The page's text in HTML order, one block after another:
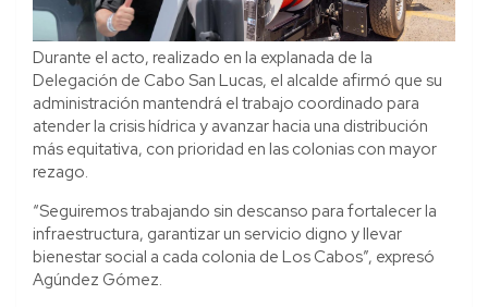
Durante el acto, realizado en la explanada de la
Delegación de Cabo San Lucas, el alcalde afirmó que su
administración mantendrá el trabajo coordinado para
atender la crisis hídrica y avanzar hacia una distribución
más equitativa, con prioridad en las colonias con mayor
rezago.
“Seguiremos trabajando sin descanso para fortalecer la
infraestructura, garantizar un servicio digno y llevar
bienestar social a cada colonia de Los Cabos”, expresó
Agúndez Gómez.